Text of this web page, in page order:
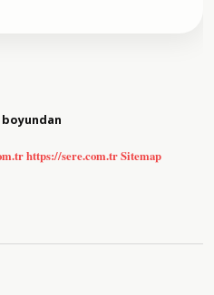
https://sere.com.trSitemap